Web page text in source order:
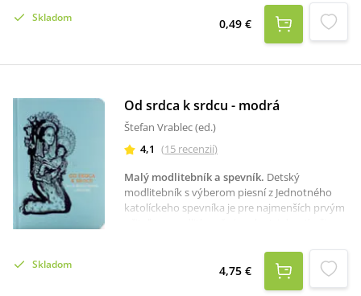
Skladom 0,49 €
Od srdca k srdcu - modrá
Štefan Vrablec (ed.)
4,1 (15 recenzií)
Malý modlitebník a spevník. Detský
modlitebník s výberom piesní z Jednotného
katolíckeho spevníka je pre najmenších prvým
slávenie svätej omše, priebeh sviatosti
zmierenia a modlitby na rozličné príležitosti.
Vychádza už v dvadsiatom vydaní, v novom
Skladom 4,75 €